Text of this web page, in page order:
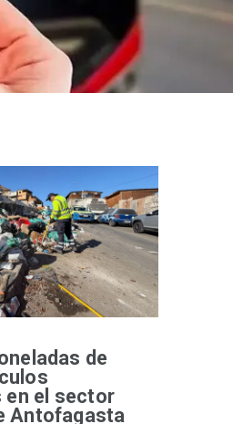
de
en el sector
Antofagasta